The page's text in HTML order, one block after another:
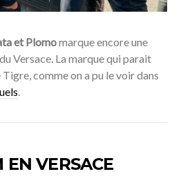
et Plomomarque encore une
Versace. La marque qui parait
comme on a pu le voir dans
.
EN VERSACE